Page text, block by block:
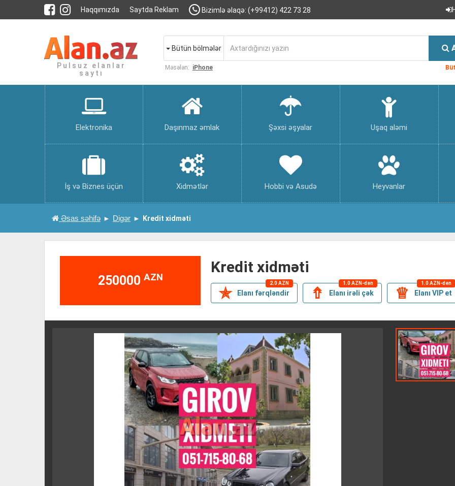
Haqqımızda Saytda Reklam Bizimlə əlaqə: (+99412) 422 73 28
Pulsuz elanlar
saytı
Bütün bölmələr
Məsələn: iPhone
Elektronika Daşınmaz əmlak Şəxsi əşyalar Uşaq aləmi
İş və Biznes üçün Xidmətlər Hobbi və Asudə Heyvanlar
Əsas səhifə Digər Kredit xidməti
250000 AZN
kredit xidməti
✯
Elanı fərqləndir
2.0 AZN
⇮ Elanı irəli çək
1.0 AZN-dən
♕ Elanı VIP et
1.0 AZN-dən